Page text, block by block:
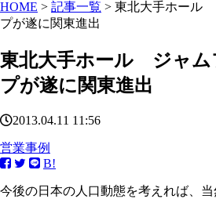
HOME > 記事一覧 > 東北大手ホール
プが遂に関東進出
東北大手ホール ジャム
プが遂に関東進出
2013.04.11 11:56
営業事例
B!
今後の日本の人口動態を考えれば、